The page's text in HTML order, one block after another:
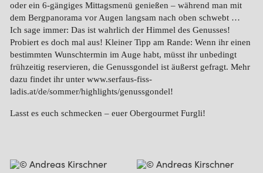
oder ein 6-gängiges Mittagsmenü genießen – während man mit
dem Bergpanorama vor Augen langsam nach oben schwebt …
Ich sage immer: Das ist wahrlich der Himmel des Genusses!
Probiert es doch mal aus! Kleiner Tipp am Rande: Wenn ihr einen
bestimmten Wunschtermin im Auge habt, müsst ihr unbedingt
frühzeitig reservieren, die Genussgondel ist äußerst gefragt. Mehr
dazu findet ihr unter www.serfaus-fiss-
ladis.at/de/sommer/highlights/genussgondel!
Lasst es euch schmecken – euer Obergourmet Furgli!